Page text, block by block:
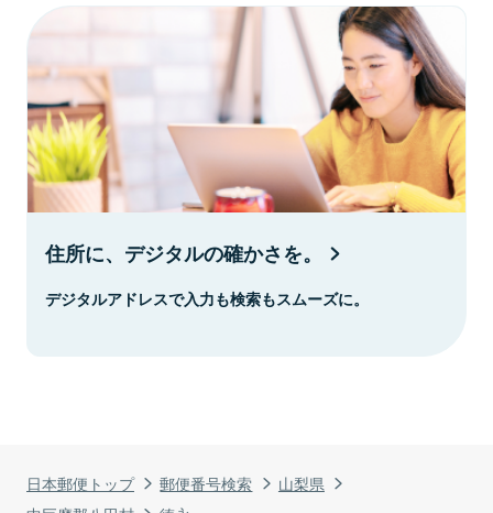
日本郵便トップ 郵便番号検索
山梨県
住所に、デジタルの確かさを。
デジタルアドレスで入力も検索もスムーズに。